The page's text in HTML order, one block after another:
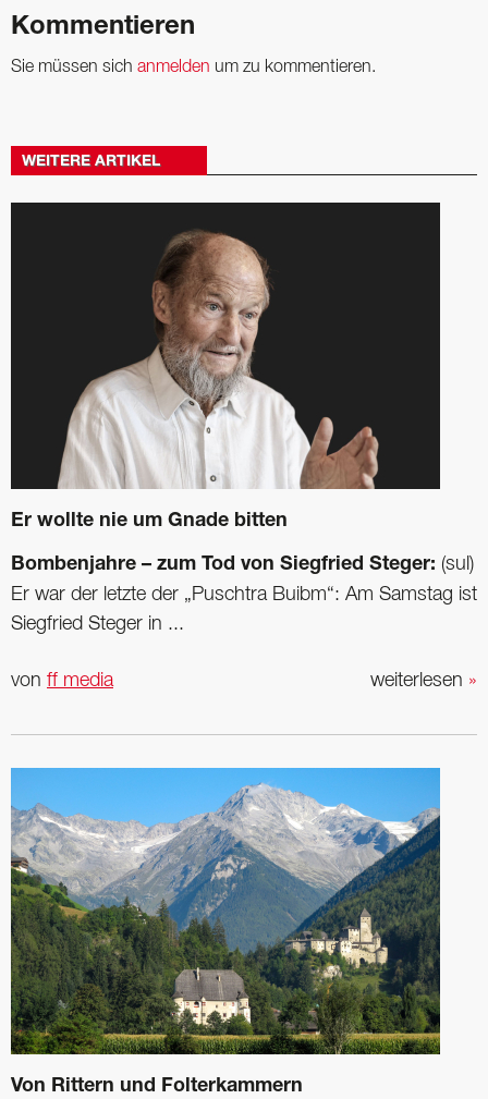
Kommentieren
Sie müssen sich anmelden um zu kommentieren.
WEITERE ARTIKEL
Er wollte nie um Gnade bitten
Bombenjahre – zum Tod von Siegfried Steger: (sul)
Er war der letzte der „Puschtra Buibm“: Am Samstag ist
Siegfried Steger in ...
weiterlesen »
von ff media
Von Rittern und Folterkammern